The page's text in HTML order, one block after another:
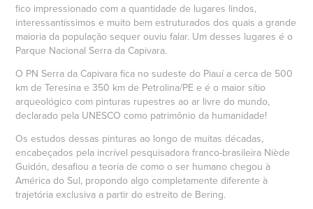
fico impressionado com a quantidade de lugares lindos,
interessantíssimos e muito bem estruturados dos quais a grande
maioria da população sequer ouviu falar. Um desses lugares é o
Parque Nacional Serra da Capivara.
O PN Serra da Capivara fica no sudeste do Piauí a cerca de 500
km de Teresina e 350 km de Petrolina/PE e é o maior sítio
arqueológico com pinturas rupestres ao ar livre do mundo,
declarado pela UNESCO como patrimônio da humanidade!
Os estudos dessas pinturas ao longo de muitas décadas,
encabeçados pela incrível pesquisadora franco-brasileira Niède
Guidón, desafiou a teoria de como o ser humano chegou à
América do Sul, propondo algo completamente diferente à
trajetória exclusiva a partir do estreito de Bering.